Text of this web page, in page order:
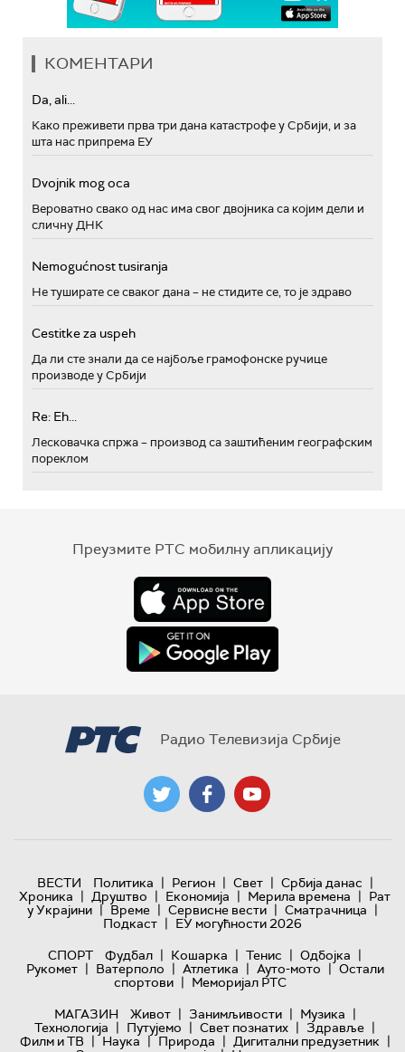
КОМЕНТАРИ
Da, ali...
Како преживети прва три дана катастрофе у Србији, и за
шта нас припрема ЕУ
Dvojnik mog oca
Вероватно свако од нас има свог двојника са којим дели и
сличну ДНК
Nemogućnost tusiranja
Не туширате се сваког дана – не стидите се, то је здраво
Cestitke za uspeh
Да ли сте знали да се најбоље грамофонске ручице
производе у Србији
Re: Eh...
Лесковачка спржа – производ са заштићеним географским
пореклом
Преузмите РТС мобилну апликацију
Радио Телевизија Србије
ВЕСТИ Политика | Регион | Свет | Србија данас |
Хроника | Друштво | Економија | Мерила времена | Рат
у Украјини | Време | Сервисне вести | Сматрачница |
Подкаст | ЕУ могућности 2026
СПОРТ
Фудбал | Кошарка | Тенис | Одбојка |
Рукомет | Ватерполо | Атлетика | Ауто-мото | Остали
спортови | Меморијал РТС
МАГАЗИН
Живот | Занимљивости | Музика |
Технологијa | Путујемо | Свет познатих | Здравље |
Филм и ТВ | Наука | Природа | Дигитални предузетник |